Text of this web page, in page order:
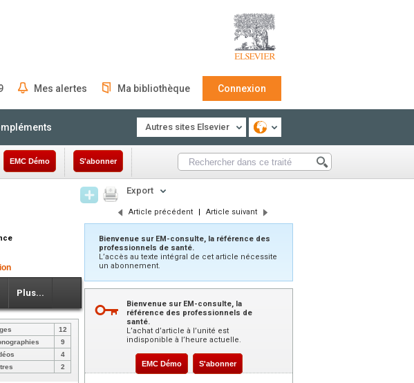
Mes alertes Ma bibliothèque Connexion
Autres sites Elsevier
EMC Démo S'abonner
Plus...
12
9
4
2
Export
Article précédent | Article suivant
Bienvenue sur EM-consulte, la référence des
professionnels de santé.
L’accès au texte intégral de cet article nécessite
un abonnement.
Bienvenue sur EM-consulte, la
référence des professionnels de
santé.
L’achat d’article à l’unité est
indisponible à l’heure actuelle.
EMC Démo S'abonner